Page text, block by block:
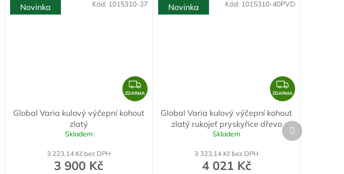
Novinka
Z
D
A
ZDARMA
Global Varia kulový výčepní kohout
zlatý
Skladem
3 223,14 Kč bez DPH
3 900 Kč
Kód: 1015310-37 Novinka
Z
D
A
R
M
A
ZDARMA
Global Varia kulový výčepní kohout
zlatý rukojeť pryskyřice dřevo
Skladem
3 323,14 Kč bez DPH
4 021 Kč
Kód: 1015310-40PVD
Další
produkt